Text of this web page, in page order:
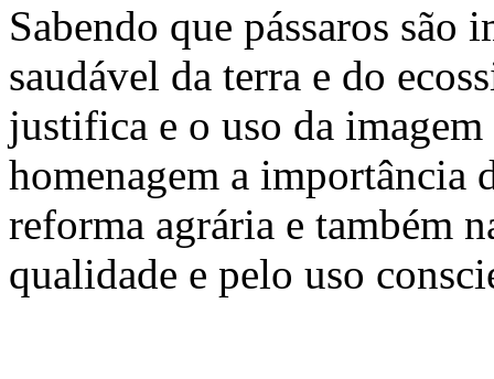
Sabendo que pássaros são
saudável da terra e do
justifica e o uso da imagem
homenagem a importância
reforma agrária e também
qualidade e pelo uso